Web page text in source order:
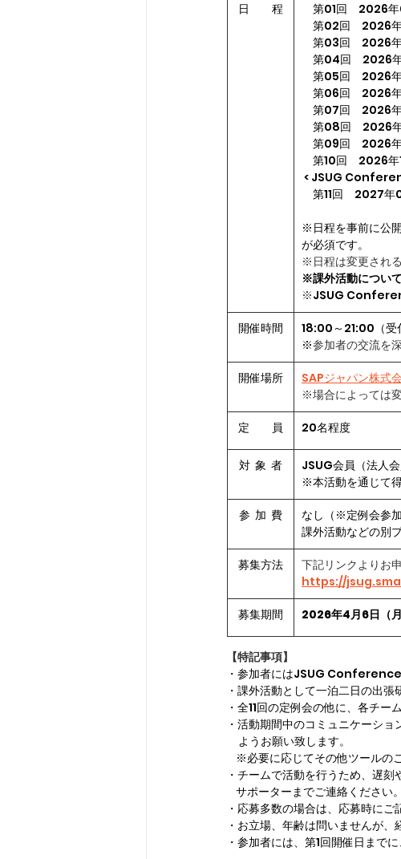
​日　　程
第01回　2026
第02回　2026年
第03回　2026年
第04回　2026
第05回　2026
第06回　2026年
第07回　2026年
第08回　2026年
第09回　2026年
第10回　2026年
< JSUG
第11回　2027年
※日程を事前に公
が必須です。
※日程は変更され
※課外活動につい
※JSUG
開催時間
​18:00～21:00（受
※参加者の交流を
​開催場所
SAPジャパン株式
※場合によっては
定　　員 20名程度
対  象  者
JSUG会員（法人
※本活動を通じて
参  加  費
なし（※定例会参
課外活動などの別
募集方法
下記リンクよりお
https://
募集期間 2026年4月6日（
【特記事項】
・参加者にはJSUG Conference
・課外活動として一泊二日の出
・全11回の定例会の他に、各チ
・活動期間中のコミュニケーシ
     ようお願い致します。
※必要に応じてその他ツール
・チームで活動を行うため、遅
    サポーターまでご連絡ください。
・応募多数の場合は、応募時に
・お立場、年齢は問いませんが
・参加者には、第1回開催日まで